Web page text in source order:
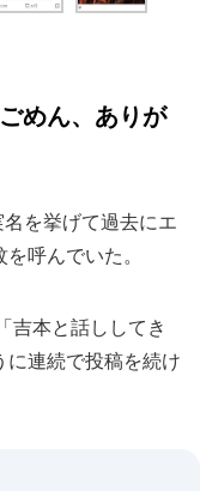
めん、ありが
を挙げて過去にエ
呼んでいた。
吉本と話ししてき
に連続で投稿を続け